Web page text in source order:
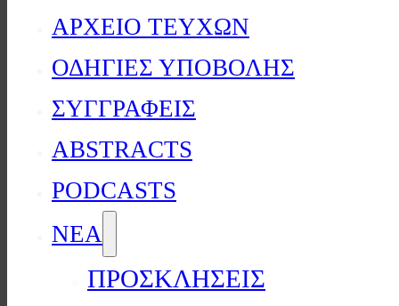
ΑΡΧΕΙΟ ΤΕΥΧΩΝ
ΟΔΗΓΙΕΣ ΥΠΟΒΟΛΗΣ
ΣΥΓΓΡΑΦΕΙΣ
ABSTRACTS
PODCASTS
ΝΕΑ
ΠΡΟΣΚΛΗΣΕΙΣ